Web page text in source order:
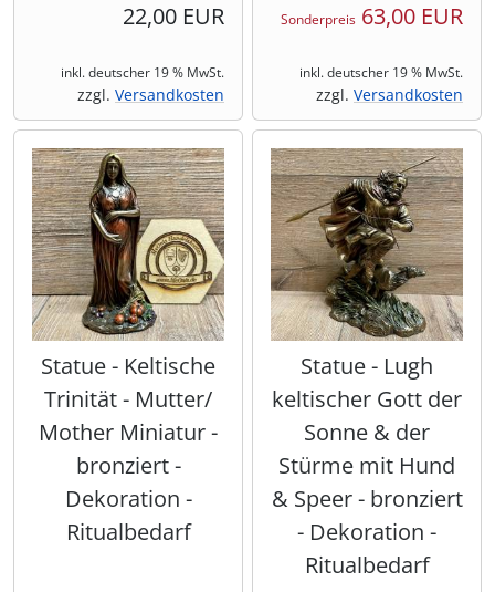
22,00 EUR
inkl. deutscher 19 % MwSt.
zzgl. Versandkosten
Sonderpreis 63,00 EUR
inkl. deutscher 19 % MwSt.
zzgl. Versandkosten
Statue - Keltische
Trinität - Mutter/
Mother Miniatur -
bronziert -
Dekoration -
Ritualbedarf
Statue - Lugh
keltischer Gott der
Sonne & der
Stürme mit Hund
& Speer - bronziert
- Dekoration -
Ritualbedarf